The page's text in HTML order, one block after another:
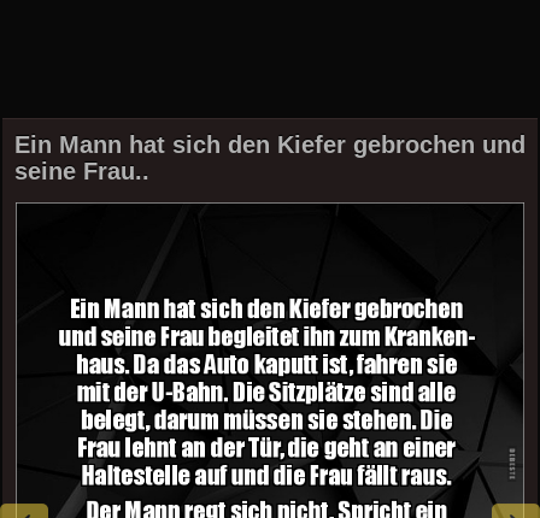
Ein Mann hat sich den Kiefer gebrochen und
seine Frau..